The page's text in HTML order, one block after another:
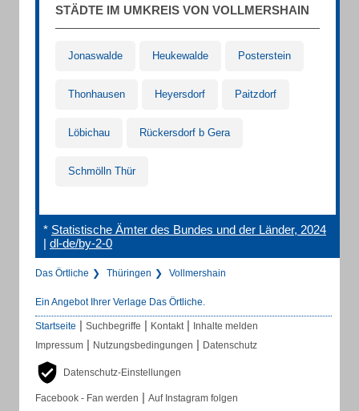
STÄDTE IM UMKREIS VON VOLLMERSHAIN
Jonaswalde Heukewalde Posterstein
Thonhausen Heyersdorf Paitzdorf
Löbichau Rückersdorf b Gera
Schmölln Thür
* Statistische Ämter des Bundes und der Länder, 2024
| dl-de/by-2-0
Das Örtliche Thüringen Vollmershain
Ein Angebot Ihrer Verlage Das Örtliche.
Startseite | Suchbegriffe | Kontakt | Inhalte melden
Impressum | Nutzungsbedingungen | Datenschutz
Datenschutz-Einstellungen
Facebook - Fan werden | Auf Instagram folgen